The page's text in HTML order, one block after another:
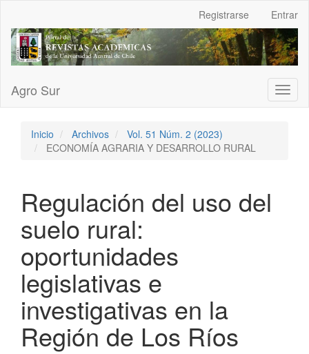
Contenido
principal
Barra
Registrarse Entrar
Agro Sur
Inicio Archivos
Vol. 51 Núm. 2 (2023)
ECONOMÍA AGRARIA Y DESARROLLO RURAL
Regulación del uso del
suelo rural:
oportunidades
legislativas e
investigativas en la
Región de Los Ríos